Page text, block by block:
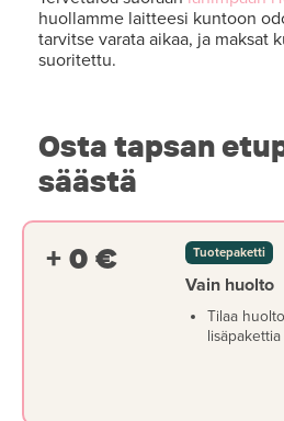
huollamme laitteesi kuntoon
tarvitse varata aikaa, ja maksat
suoritettu.
Osta tapsan
säästä
+ 0 € Tuotepaketti
Vain huolto
Tilaa
lisäpakettia